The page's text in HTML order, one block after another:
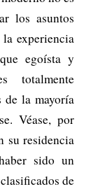
los asuntos
experiencia
egoísta y
totalmente
de la mayoría
Véase, por
su residencia
sido un
de